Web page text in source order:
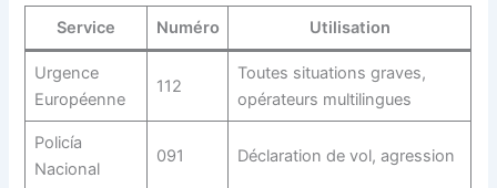
Service Numéro Utilisation
Urgence
Européenne
112
Toutes situations graves,
opérateurs multilingues
Policía
Nacional
091 Déclaration de vol, agression